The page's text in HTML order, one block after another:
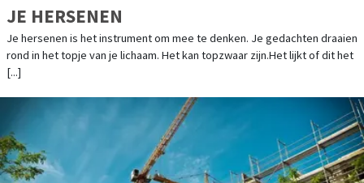
JE HERSENEN
Je hersenen is het instrument om mee te denken. Je gedachten draaien
rond in het topje van je lichaam. Het kan topzwaar zijn.Het lijkt of dit het
[...]